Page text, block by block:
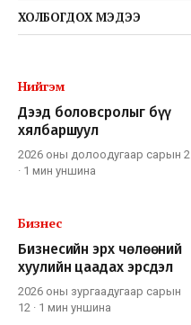
ХОЛБОГДОХ МЭДЭЭ
Нийгэм
Дээд боловсролыг бүү
хялбаршуул
2026 оны долоодугаар сарын 2
· 1 мин уншина
Бизнес
Бизнесийн эрх чөлөөний
хуулийн цаадах эрсдэл
2026 оны зургаадугаар сарын
12 · 1 мин уншина